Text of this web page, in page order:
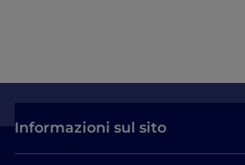
Informazioni sul sito